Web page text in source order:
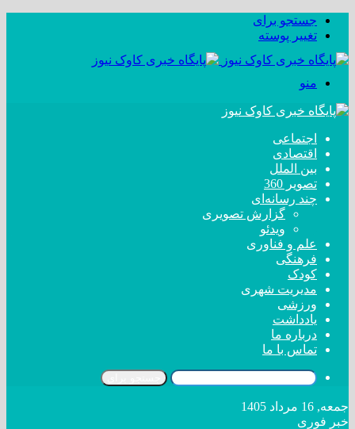
جستجو برای
تغییر پوسته
منو
اجتماعی
اقتصادی
بین الملل
تصویر 360
چند رسانه‌ای
گزارش تصویری
ویدئو
علم و فناوری
فرهنگی
کودک
مدیریت شهری
ورزشی
یادداشت
درباره ما
تماس با ما
جمعه, 16 مرداد 1405
خبر فوری